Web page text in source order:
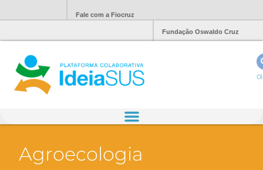
Fale com a Fiocruz
Fundação Oswaldo Cruz
Agroecologia